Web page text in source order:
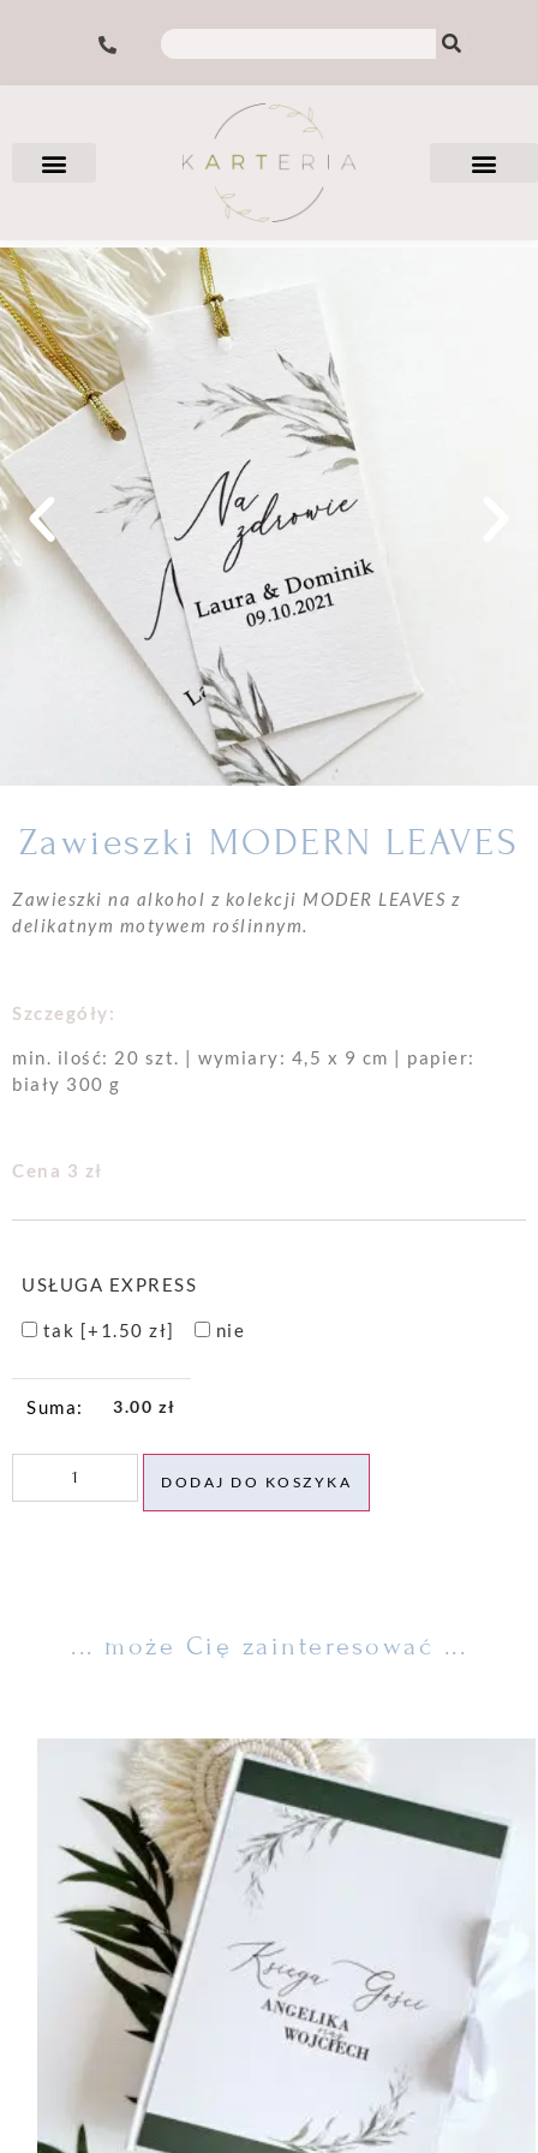
Zawieszki MODERN LEAVES
Zawieszki na alkohol z kolekcji MODER LEAVES z
delikatnym motywem roślinnym.
Szczegóły:
min. ilość: 20 szt. | wymiary: 4,5 x 9 cm | papier:
biały 300 g
Cena 3 zł
USŁUGA EXPRESS
tak [+1.50 zł] nie
3.00 zł
DODAJ DO KOSZYKA
... może Cię zainteresować ...